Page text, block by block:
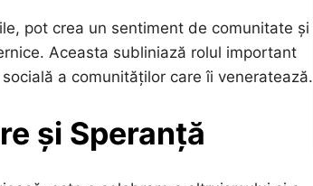
pot crea un sentiment de comunitate și
Aceasta subliniază rolul important
a comunităților care îi veneratează.
și Speranță